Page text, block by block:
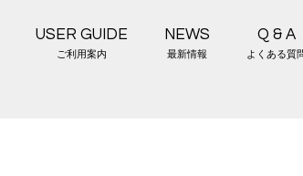
USER GUIDE
ご利用案内
NEWS
最新情報
Q & A
よくある質